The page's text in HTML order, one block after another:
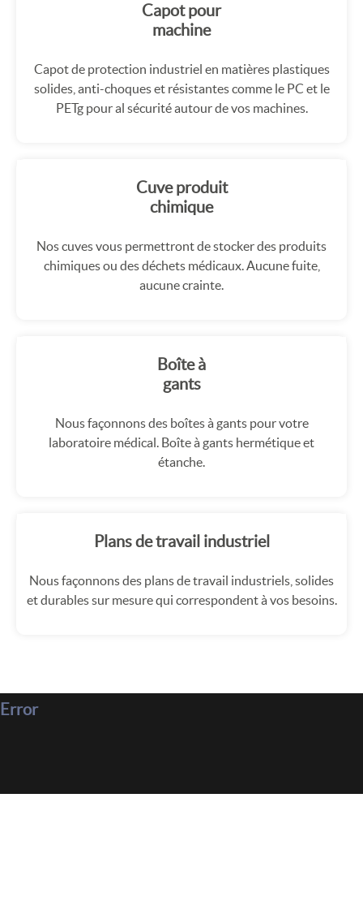
Capot pour
machine
Capot de protection industriel en matières plastiques
solides, anti-choques et résistantes comme le PC et le
PETg pour al sécurité autour de vos machines.
Cuve produit
chimique
Nos cuves vous permettront de stocker des produits
chimiques ou des déchets médicaux. Aucune fuite,
aucune crainte.
Boîte à
gants
Nous façonnons des boîtes à gants pour votre
laboratoire médical. Boîte à gants hermétique et
étanche.
Plans de travail industriel
Nous façonnons des plans de travail industriels, solides
et durables sur mesure qui correspondent à vos besoins.
Error